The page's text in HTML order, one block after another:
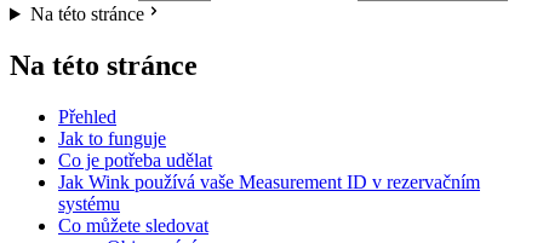
Na této stránce
Na této stránce
Přehled
Jak to funguje
Co je potřeba udělat
Jak Wink používá vaše Measurement ID v rezervačním
systému
Co můžete sledovat